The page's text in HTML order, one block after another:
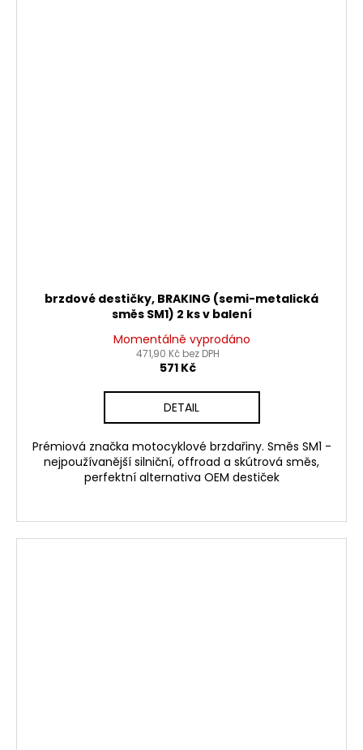
brzdové destičky, BRAKING (semi-metalická
směs SM1) 2 ks v balení
Momentálně vyprodáno
471,90 Kč bez DPH
571 Kč
DETAIL
Prémiová značka motocyklové brzdařiny. Směs SM1 -
nejpoužívanější silniční, offroad a skútrová směs,
perfektní alternativa OEM destiček